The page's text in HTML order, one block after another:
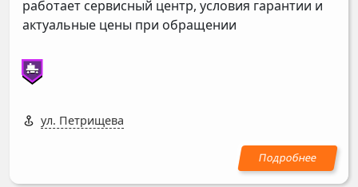
работает сервисный центр, условия гарантии и
актуальные цены при обращении
ул. Петрищева